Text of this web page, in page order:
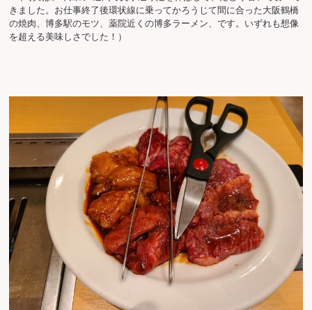
きました。お仕事終了後環状線に乗ってかろうじて間に合った大阪鶴橋
の焼肉、博多駅のモツ、薬院近くの博多ラーメン、です。いずれも想像
を超える美味しさでした！）